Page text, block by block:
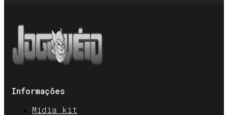
Informações
Mídia kit